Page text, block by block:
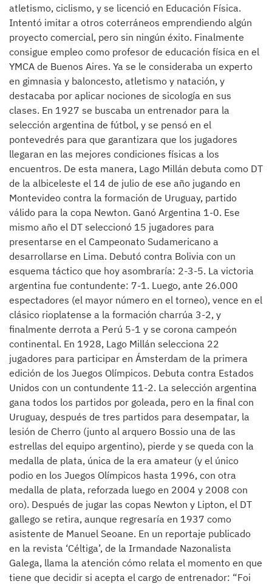
atletismo, ciclismo, y se licenció en Educación Física.
Intentó imitar a otros coterráneos emprendiendo algún
proyecto comercial, pero sin ningún éxito. Finalmente
consigue empleo como profesor de educación física en el
YMCA de Buenos Aires. Ya se le consideraba un experto
en gimnasia y baloncesto, atletismo y natación, y
destacaba por aplicar nociones de sicología en sus
clases. En 1927 se buscaba un entrenador para la
selección argentina de fútbol, y se pensó en el
pontevedrés para que garantizara que los jugadores
llegaran en las mejores condiciones físicas a los
encuentros. De esta manera, Lago Millán debuta como DT
de la albiceleste el 14 de julio de ese año jugando en
Montevideo contra la formación de Uruguay, partido
válido para la copa Newton. Ganó Argentina 1-0. Ese
mismo año el DT seleccionó 15 jugadores para
presentarse en el Campeonato Sudamericano a
desarrollarse en Lima. Debutó contra Bolivia con un
esquema táctico que hoy asombraría: 2-3-5. La victoria
argentina fue contundente: 7-1. Luego, ante 26.000
espectadores (el mayor número en el torneo), vence en el
clásico rioplatense a la formación charrúa 3-2, y
finalmente derrota a Perú 5-1 y se corona campeón
continental. En 1928, Lago Millán selecciona 22
jugadores para participar en Ámsterdam de la primera
edición de los Juegos Olímpicos. Debuta contra Estados
Unidos con un contundente 11-2. La selección argentina
gana todos los partidos por goleada, pero en la final con
Uruguay, después de tres partidos para desempatar, la
lesión de Cherro (junto al arquero Bossio una de las
estrellas del equipo argentino), pierde y se queda con la
medalla de plata, única de la era amateur (y el único
podio en los Juegos Olímpicos hasta 1996, con otra
medalla de plata, reforzada luego en 2004 y 2008 con
oro). Después de jugar las copas Newton y Lipton, el DT
gallego se retira, aunque regresaría en 1937 como
asistente de Manuel Seoane. En un reportaje publicado
en la revista ‘Céltiga’, de la Irmandade Nazonalista
Galega, llama la atención cómo relata el momento en que
tiene que decidir si acepta el cargo de entrenador: “Foi